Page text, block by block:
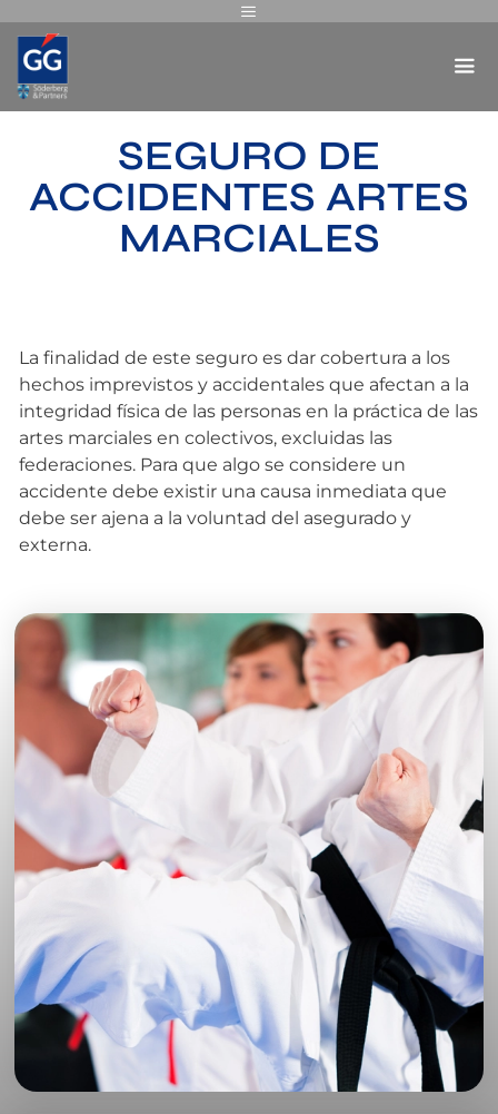
SEGURO DE
ACCIDENTES ARTES
MARCIALES
La finalidad de este seguro es dar cobertura a los
hechos imprevistos y accidentales que afectan a la
integridad física de las personas en la práctica de las
artes marciales en colectivos, excluidas las
federaciones. Para que algo se considere un
accidente debe existir una causa inmediata que
debe ser ajena a la voluntad del asegurado y
externa.